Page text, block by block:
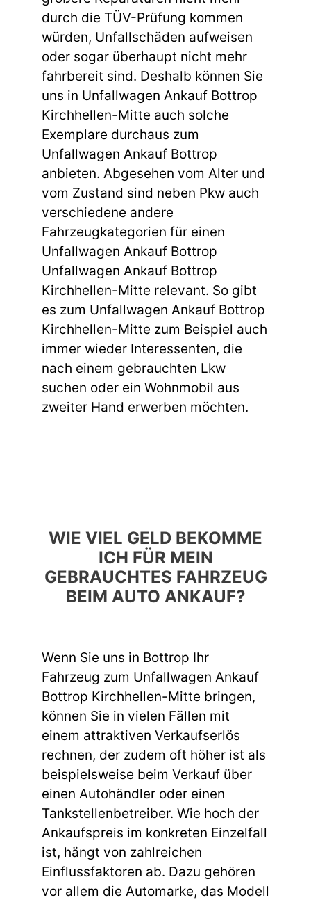
durch die TÜV-Prüfung kommen
würden, Unfallschäden aufweisen
oder sogar überhaupt nicht mehr
fahrbereit sind. Deshalb können Sie
uns in Unfallwagen Ankauf Bottrop
Kirchhellen-Mitte auch solche
Exemplare durchaus zum
Unfallwagen Ankauf Bottrop
anbieten. Abgesehen vom Alter und
vom Zustand sind neben Pkw auch
verschiedene andere
Fahrzeugkategorien für einen
Unfallwagen Ankauf Bottrop
Unfallwagen Ankauf Bottrop
Kirchhellen-Mitte relevant. So gibt
es zum Unfallwagen Ankauf Bottrop
Kirchhellen-Mitte zum Beispiel auch
immer wieder Interessenten, die
nach einem gebrauchten Lkw
suchen oder ein Wohnmobil aus
zweiter Hand erwerben möchten.
WIE VIEL GELD BEKOMME
ICH FÜR MEIN
GEBRAUCHTES FAHRZEUG
BEIM AUTO ANKAUF?
Wenn Sie uns in Bottrop Ihr
Fahrzeug zum Unfallwagen Ankauf
Bottrop Kirchhellen-Mitte bringen,
können Sie in vielen Fällen mit
einem attraktiven Verkaufserlös
rechnen, der zudem oft höher ist als
beispielsweise beim Verkauf über
einen Autohändler oder einen
Tankstellenbetreiber. Wie hoch der
Ankaufspreis im konkreten Einzelfall
ist, hängt von zahlreichen
Einflussfaktoren ab. Dazu gehören
vor allem die Automarke, das Modell